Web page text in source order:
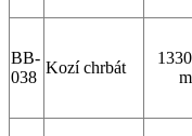
BB-
038
Kozí chrbát
1330
m